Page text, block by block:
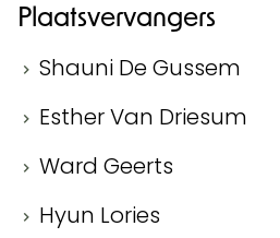
Plaatsvervangers
Shauni De Gussem
Esther Van Driesum
Ward Geerts
Hyun Lories